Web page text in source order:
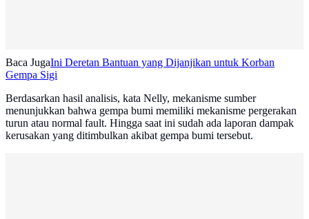
Baca JugaIni Deretan Bantuan yang Dijanjikan untuk Korban
Gempa Sigi
Berdasarkan hasil analisis, kata Nelly, mekanisme sumber
menunjukkan bahwa gempa bumi memiliki mekanisme pergerakan
turun atau normal fault. Hingga saat ini sudah ada laporan dampak
kerusakan yang ditimbulkan akibat gempa bumi tersebut.